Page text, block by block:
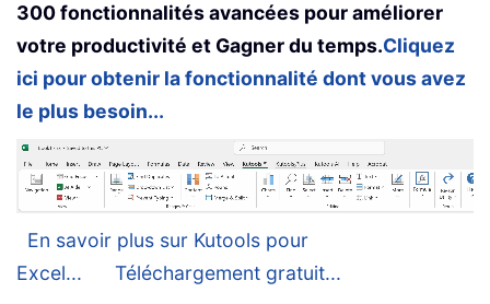
300 fonctionnalités avancées pour améliorer
votre productivité et Gagner du temps.Cliquez
ici pour obtenir la fonctionnalité dont vous avez
le plus besoin...
En savoir plus sur Kutools pour
Excel...
Téléchargement gratuit...